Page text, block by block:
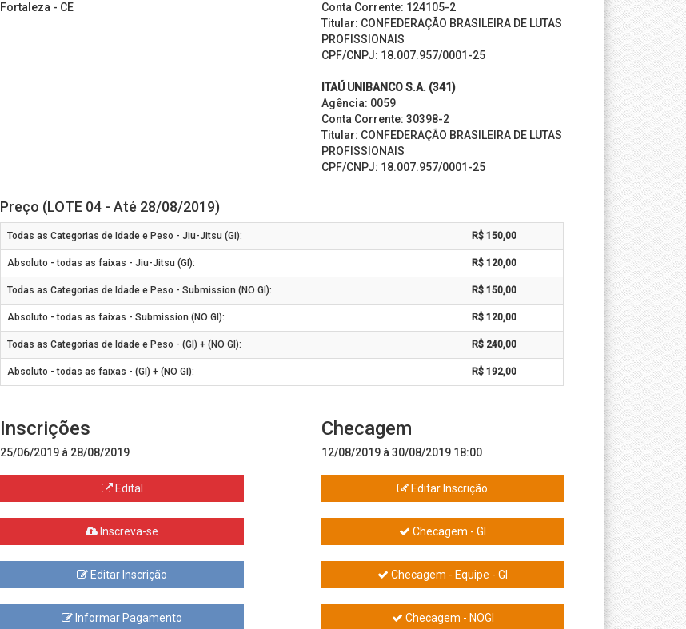
Fortaleza - CE
Conta Corrente: 124105-2
Titular: CONFEDERAÇÃO BRASILEIRA DE LUTAS
PROFISSIONAIS
CPF/CNPJ: 18.007.957/0001-25
ITAÚ UNIBANCO S.A. (341)
Agência: 0059
Conta Corrente: 30398-2
Titular: CONFEDERAÇÃO BRASILEIRA DE LUTAS
PROFISSIONAIS
CPF/CNPJ: 18.007.957/0001-25
Preço (LOTE 04 - Até 28/08/2019)
Todas as Categorias de Idade e Peso - Jiu-Jitsu (Gi): R$ 150,00
Absoluto - todas as faixas - Jiu-Jitsu (GI): R$ 120,00
Todas as Categorias de Idade e Peso - Submission (NO GI): R$ 150,00
Absoluto - todas as faixas - Submission (NO GI): R$ 120,00
Todas as Categorias de Idade e Peso - (GI) + (NO GI): R$ 240,00
Absoluto - todas as faixas - (GI) + (NO GI): R$ 192,00
Inscrições
25/06/2019 à 28/08/2019
Edital
Inscreva-se
Editar Inscrição
Informar Pagamento
Checagem
12/08/2019 à 30/08/2019 18:00
Editar Inscrição
Checagem - GI
Checagem - Equipe - GI
Checagem - NOGI